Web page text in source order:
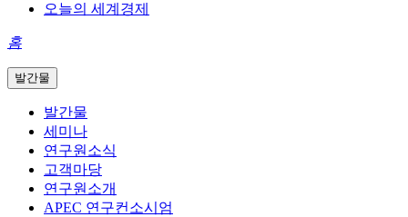
오늘의 세계경제
홈
발간물
발간물
세미나
연구원소식
고객마당
연구원소개
APEC 연구컨소시엄